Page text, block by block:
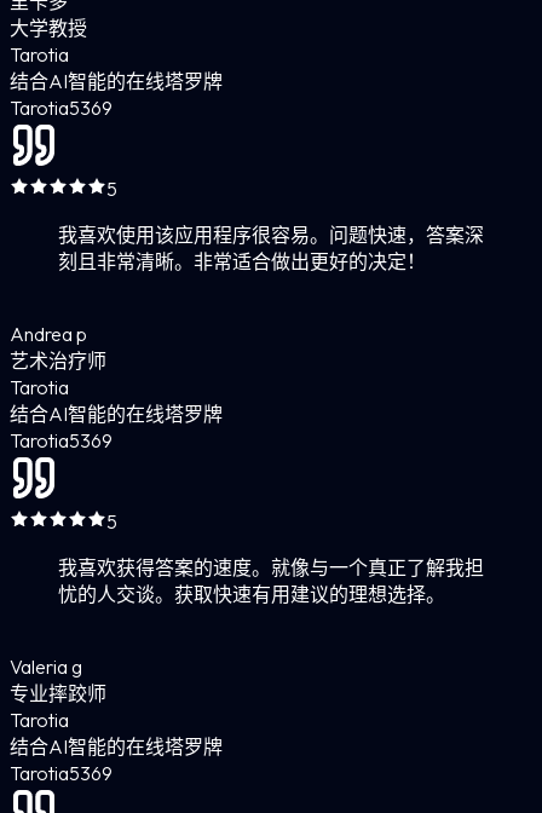
大学教授
Tarotia
结合AI智能的在线塔罗牌
Tarotia5369
5
我喜欢使用该应用程序很容易。问题快速，答案深
刻且非常清晰。非常适合做出更好的决定！
Andrea p
艺术治疗师
Tarotia
结合AI智能的在线塔罗牌
Tarotia5369
5
我喜欢获得答案的速度。就像与一个真正了解我担
忧的人交谈。获取快速有用建议的理想选择。
Valeria g
专业摔跤师
Tarotia
结合AI智能的在线塔罗牌
Tarotia5369